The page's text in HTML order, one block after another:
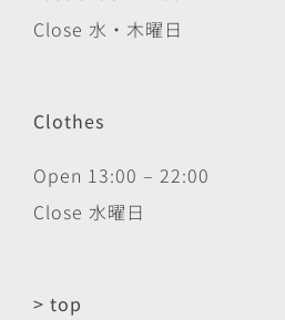
Close 水・木曜日
Clothes
Open 13:00 – 22:00
Close 水曜日
> top